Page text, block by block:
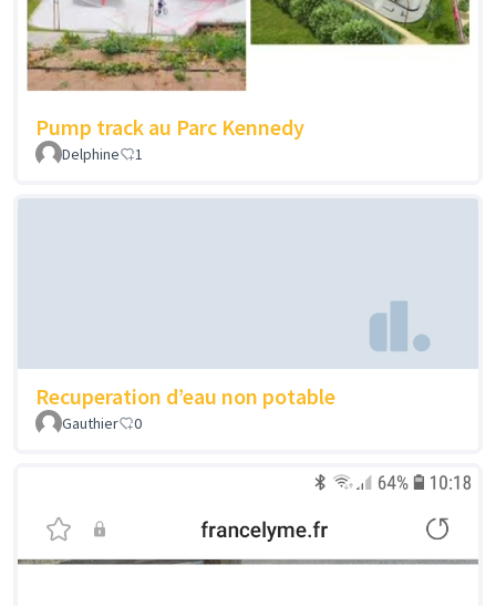
Pump track au Parc Kennedy
Delphine 1
Recuperation d’eau non potable
Gauthier 0